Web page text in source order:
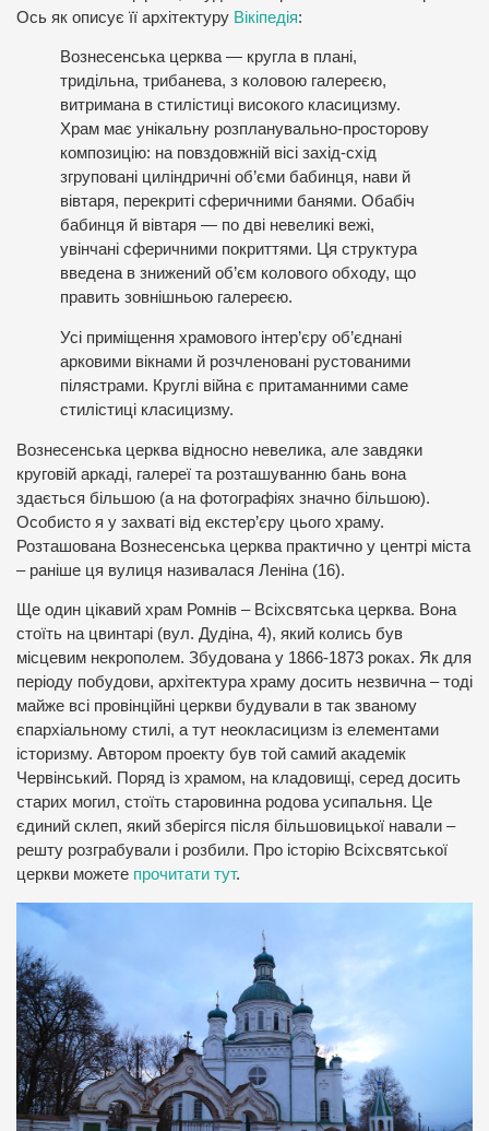
Ось як описує її архітектуру Вікіпедія:
Вознесенська церква — кругла в плані,
тридільна, трибанева, з коловою галереєю,
витримана в стилістиці високого класицизму.
Храм має унікальну розпланувально-просторову
композицію: на повздовжній вісі захід-схід
згруповані циліндричні об’єми бабинця, нави й
вівтаря, перекриті сферичними банями. Обабіч
бабинця й вівтаря — по дві невеликі вежі,
увінчані сферичними покриттями. Ця структура
введена в знижений об’єм колового обходу, що
править зовнішньою галереєю.
Усі приміщення храмового інтер’єру об’єднані
арковими вікнами й розчленовані рустованими
пілястрами. Круглі війна є притаманними саме
стилістиці класицизму.
Вознесенська церква відносно невелика, але завдяки
круговій аркаді, галереї та розташуванню бань вона
здається більшою (а на фотографіях значно більшою).
Особисто я у захваті від екстер’єру цього храму.
Розташована Вознесенська церква практично у центрі міста
– раніше ця вулиця називалася Леніна (16).
Ще один цікавий храм Ромнів – Всіхсвятська церква. Вона
стоїть на цвинтарі (вул. Дудіна, 4), який колись був
місцевим некрополем. Збудована у 1866-1873 роках. Як для
періоду побудови, архітектура храму досить незвична – тоді
майже всі провінційні церкви будували в так званому
єпархіальному стилі, а тут неокласицизм із елементами
історизму. Автором проекту був той самий академік
Червінський. Поряд із храмом, на кладовищі, серед досить
старих могил, стоїть старовинна родова усипальня. Це
єдиний склеп, який зберігся після більшовицької навали –
решту розграбували і розбили. Про історію Всіхсвятської
церкви можете прочитати тут.